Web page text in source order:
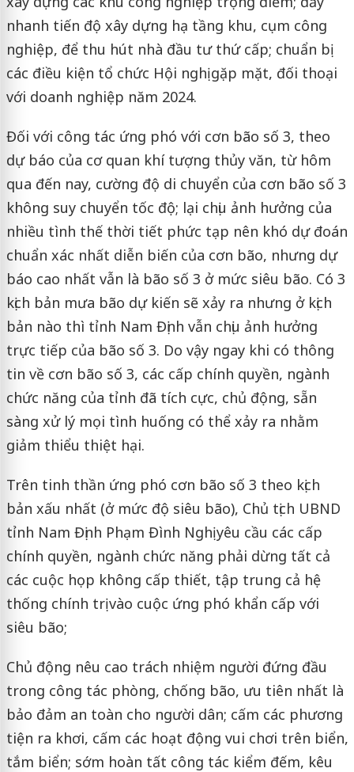
nhanh tiến độ xây dựng hạ tầng khu, cụm công
nghiệp, để thu hút nhà đầu tư thứ cấp; chuẩn bị
các điều kiện tổ chức Hội nghị gặp mặt, đối thoại
với doanh nghiệp năm 2024.
Đối với công tác ứng phó với cơn bão số 3, theo
dự báo của cơ quan khí tượng thủy văn, từ hôm
qua đến nay, cường độ di chuyển của cơn bão số 3
không suy chuyển tốc độ; lại chịu ảnh hưởng của
nhiều tình thế thời tiết phức tạp nên khó dự đoán
chuẩn xác nhất diễn biến của cơn bão, nhưng dự
báo cao nhất vẫn là bão số 3 ở mức siêu bão. Có 3
kịch bản mưa bão dự kiến sẽ xảy ra nhưng ở kịch
bản nào thì tỉnh Nam Định vẫn chịu ảnh hưởng
trực tiếp của bão số 3. Do vậy ngay khi có thông
tin về cơn bão số 3, các cấp chính quyền, ngành
chức năng của tỉnh đã tích cực, chủ động, sẵn
sàng xử lý mọi tình huống có thể xảy ra nhằm
giảm thiểu thiệt hại.
Trên tinh thần ứng phó cơn bão số 3 theo kịch
bản xấu nhất (ở mức độ siêu bão), Chủ tịch UBND
tỉnh Nam Định Phạm Đình Nghị yêu cầu các cấp
chính quyền, ngành chức năng phải dừng tất cả
các cuộc họp không cấp thiết, tập trung cả hệ
thống chính trị vào cuộc ứng phó khẩn cấp với
siêu bão;
Chủ động nêu cao trách nhiệm người đứng đầu
trong công tác phòng, chống bão, ưu tiên nhất là
bảo đảm an toàn cho người dân; cấm các phương
tiện ra khơi, cấm các hoạt động vui chơi trên biển,
tắm biển; sớm hoàn tất công tác kiểm đếm, kêu